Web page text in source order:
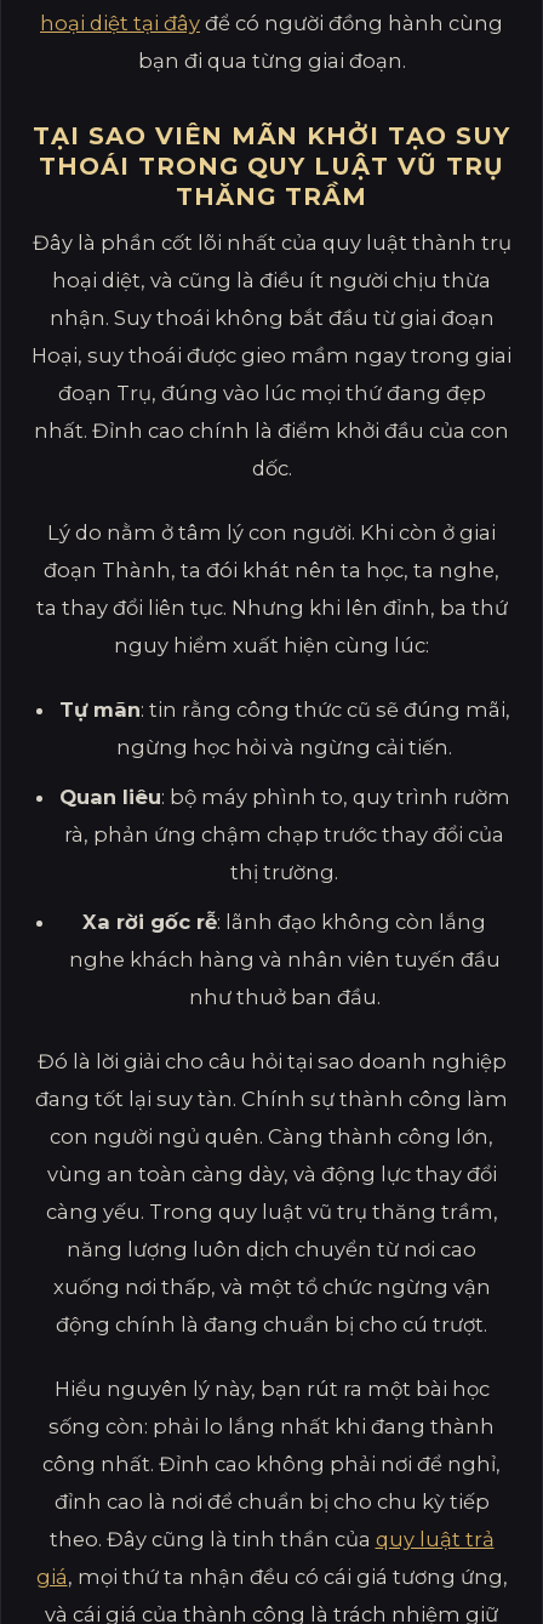
hoại diệt tại đây để có người đồng hành cùng
bạn đi qua từng giai đoạn.
TẠI SAO VIÊN MÃN KHỞI TẠO SUY
THOÁI TRONG QUY LUẬT VŨ TRỤ
THĂNG TRẦM
Đây là phần cốt lõi nhất của quy luật thành trụ
hoại diệt, và cũng là điều ít người chịu thừa
nhận. Suy thoái không bắt đầu từ giai đoạn
Hoại, suy thoái được gieo mầm ngay trong giai
đoạn Trụ, đúng vào lúc mọi thứ đang đẹp
nhất. Đỉnh cao chính là điểm khởi đầu của con
dốc.
Lý do nằm ở tâm lý con người. Khi còn ở giai
đoạn Thành, ta đói khát nên ta học, ta nghe,
ta thay đổi liên tục. Nhưng khi lên đỉnh, ba thứ
nguy hiểm xuất hiện cùng lúc:
Tự mãn: tin rằng công thức cũ sẽ đúng mãi,
ngừng học hỏi và ngừng cải tiến.
Quan liêu: bộ máy phình to, quy trình rườm
rà, phản ứng chậm chạp trước thay đổi của
thị trường.
Xa rời gốc rễ: lãnh đạo không còn lắng
nghe khách hàng và nhân viên tuyến đầu
như thuở ban đầu.
Đó là lời giải cho câu hỏi tại sao doanh nghiệp
đang tốt lại suy tàn. Chính sự thành công làm
con người ngủ quên. Càng thành công lớn,
vùng an toàn càng dày, và động lực thay đổi
càng yếu. Trong quy luật vũ trụ thăng trầm,
năng lượng luôn dịch chuyển từ nơi cao
xuống nơi thấp, và một tổ chức ngừng vận
động chính là đang chuẩn bị cho cú trượt.
Hiểu nguyên lý này, bạn rút ra một bài học
sống còn: phải lo lắng nhất khi đang thành
công nhất. Đỉnh cao không phải nơi để nghỉ,
đỉnh cao là nơi để chuẩn bị cho chu kỳ tiếp
theo. Đây cũng là tinh thần của quy luật trả
giá, mọi thứ ta nhận đều có cái giá tương ứng,
và cái giá của thành công là trách nhiệm giữ